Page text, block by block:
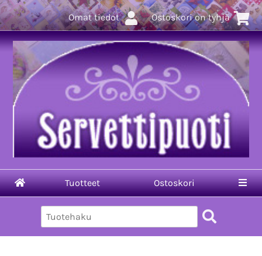
Omat tiedot Ostoskori on tyhjä
Tuotteet Ostoskori